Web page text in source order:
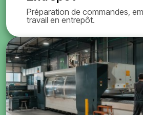
Préparation de commandes,
travail en entrepôt.